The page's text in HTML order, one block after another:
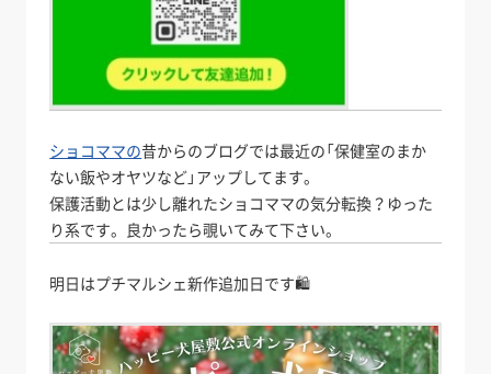
ショコママの昔からのブログでは最近の「保健室のまか
ない飯やオヤツなど」アップしてます。
保護活動とは少し離れたショコママの気分転換？ゆった
り系です。良かったら覗いてみて下さい。
明日はプチマルシェ新作追加日です🛍️